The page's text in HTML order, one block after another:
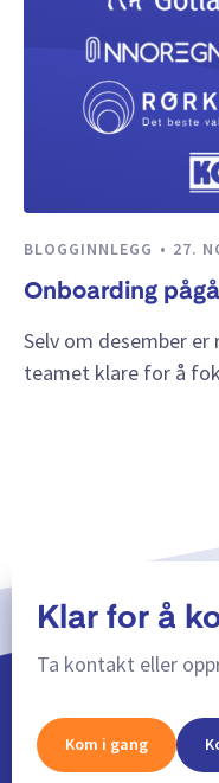
BLOGGINNLEGG 27.
Onboarding
Selv om desember
teamet klare for å
Klar for å
Ta kontakt eller
Kom i gang